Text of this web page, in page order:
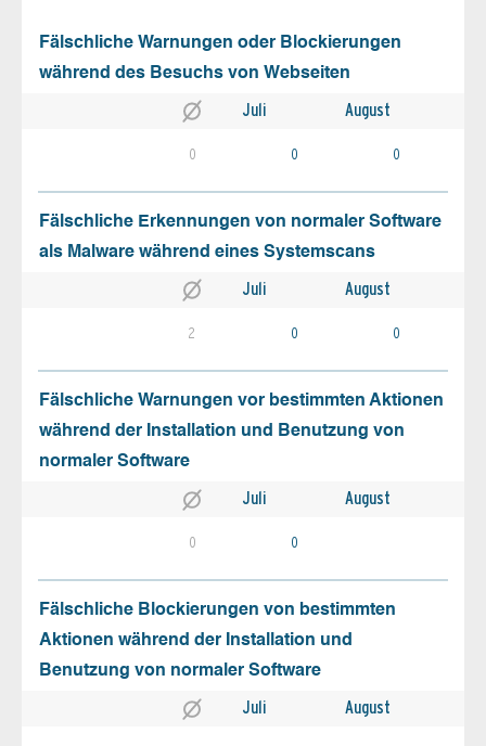
Fälschliche Warnungen oder Blockierungen
während des Besuchs von Webseiten
Juli August
0 0 0
Fälschliche Erkennungen von normaler Software
als Malware während eines Systemscans
Juli August
2 0 0
Fälschliche Warnungen vor bestimmten Aktionen
während der Installation und Benutzung von
normaler Software
Juli August
0 0
Fälschliche Blockierungen von bestimmten
Aktionen während der Installation und
Benutzung von normaler Software
Juli August